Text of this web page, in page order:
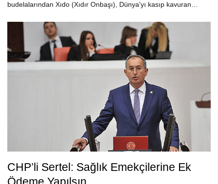
budelalarından Xıdo (Xıdır Onbaşı), Dünya'yı kasıp kavuran…
CHP’li Sertel: Sağlık Emekçilerine Ek
Ödeme Yapılsın